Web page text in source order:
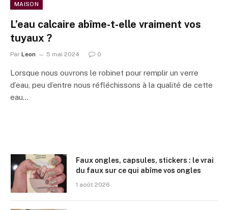
MAISON
L’eau calcaire abîme-t-elle vraiment vos
tuyaux ?
Par Leon 5 mai 2024 0
Lorsque nous ouvrons le robinet pour remplir un verre
d’eau, peu d’entre nous réfléchissons à la qualité de cette
eau…
Faux ongles, capsules, stickers : le vrai
du faux sur ce qui abîme vos ongles
1 août 2026